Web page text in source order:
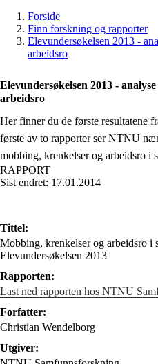
Forside
Finn forskning og rapporter
Elevundersøkelsen 2013 -
arbeidsro
Elevundersøkelsen 2013 -
arbeidsro
Her finner du de første resultatene
første av to rapporter ser NTNU
mobbing, krenkelser og arbeidsro i
RAPPORT
Sist endret: 17.01.2014
Tittel:
Mobbing, krenkelser og arbeidsro i
Elevundersøkelsen 2013
Rapporten:
Last ned rapporten hos NTNU
Forfatter:
Christian Wendelborg
Utgiver: